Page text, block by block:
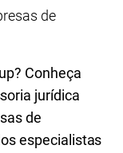
de
Conheça
jurídica
de
especialistas